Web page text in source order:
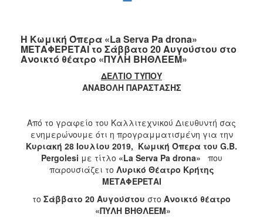
2022
2021
2017
2016
2015
2013
2012
Η Κωμική Όπερα «La Serva Pa drona»
ΜΕΤΑΦΕΡΕΤΑΙ το Σάββατο 20 Αυγούστου στο
Ανοικτό θέατρο «ΠΥΛΗ ΒΗΘΛΕΕΜ»
ΔΕΛΤΙΟ ΤΥΠΟΥ
ΑΝΑΒΟΛΗ ΠΑΡΑΣΤΑΣΗΣ
Από το γραφείο του Καλλιτεχνικού Διευθυντή σας
ενημερώνουμε ότι η προγραμματισμένη για την
Κυριακή 28 Ιουλίου 2019, Κωμική Όπερα του G.B.
Pergolesi με τίτλο «La Serva Pa drona»
που
παρουσιάζει το Λυρικό Θέατρο Κρήτης
ΜΕΤΑΦΕΡΕΤΑΙ
το Σάββατο 20 Αυγούστου στο Ανοικτό θέατρο
«ΠΥΛΗ ΒΗΘΛΕΕΜ»